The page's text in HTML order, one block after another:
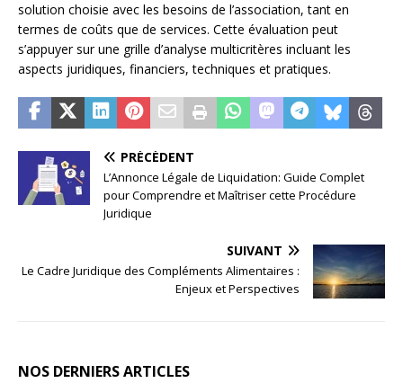
solution choisie avec les besoins de l’association, tant en
termes de coûts que de services. Cette évaluation peut
s’appuyer sur une grille d’analyse multicritères incluant les
aspects juridiques, financiers, techniques et pratiques.
PRÉCÉDENT
L’Annonce Légale de Liquidation: Guide Complet
pour Comprendre et Maîtriser cette Procédure
Juridique
SUIVANT
Le Cadre Juridique des Compléments Alimentaires :
Enjeux et Perspectives
NOS DERNIERS ARTICLES